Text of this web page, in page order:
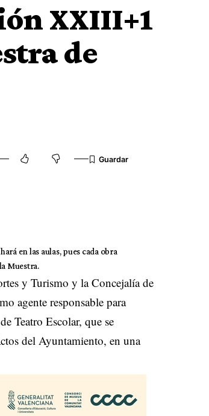
XXIII+1
de
en las aulas, pues cada obra
Muestra.
y Turismo y la Concejalía de
agente responsable para
Teatro Escolar, que se
del Ayuntamiento, en una